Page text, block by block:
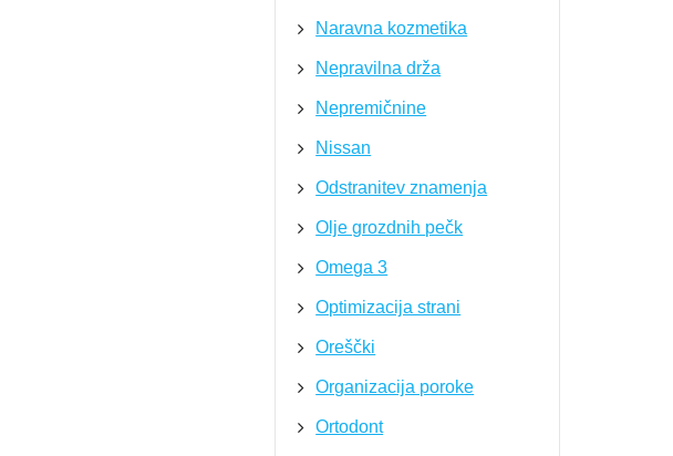
Naravna kozmetika
Nepravilna drža
Nepremičnine
Nissan
Odstranitev znamenja
Olje grozdnih pečk
Omega 3
Optimizacija strani
Oreščki
Organizacija poroke
Ortodont